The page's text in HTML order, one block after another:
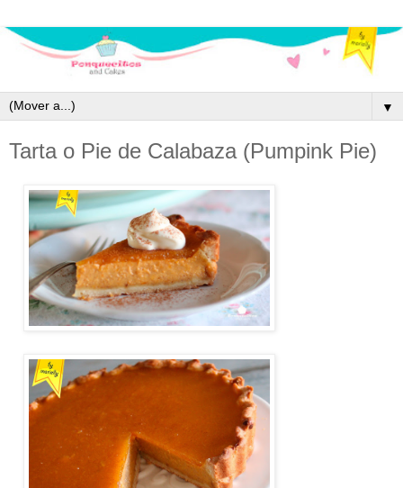
▼
Tarta o Pie de Calabaza (Pumpink Pie)